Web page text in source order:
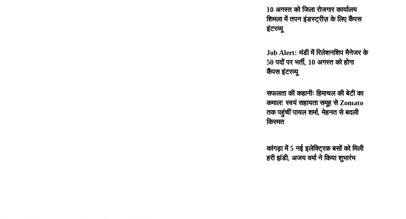
10 अगस्त को जिला रोजगार कार्यालय
शिमला में तपन इंडस्ट्रीज़ के लिए कैंपस
इंटरव्यू
Job Alert: मंडी में रिलेशनशिप मैनेजर के
50 पदों पर भर्ती, 10 अगस्त को होगा
कैंपस इंटरव्यू
सफलता की कहानीः हिमाचल की बेटी का
कमाल! स्वयं सहायता समूह से Zomato
तक पहुंचीं पायल शर्मा, मेहनत से बदली
किस्मत
कांगड़ा में 5 नई इलेक्ट्रिक बसों को मिली
हरी झंडी, अजय वर्मा ने किया शुभारंभ